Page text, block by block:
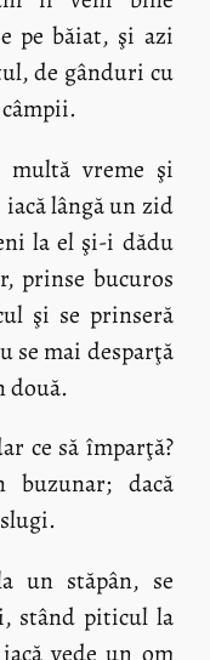
pe băiat, şi azi
de gânduri cu
multă vreme şi
lângă un zid
la el şi-i dădu
prinse bucuros
şi se prinseră
se mai desparţă
două.
ce să împarţă?
buzunar; dacă
un stăpân, se
stând piticul la
vede un om